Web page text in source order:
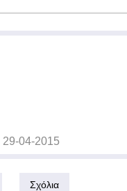
29-04-2015
Σχόλια